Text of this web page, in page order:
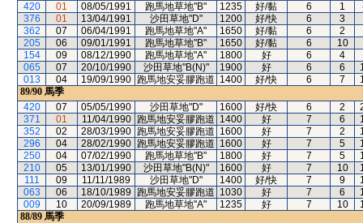
420
01 08/05/1991 跑馬地草地"B" 1235 好/黏 6 1
376
01 13/04/1991 沙田草地"D" 1200 好/快 6 3
362
07 06/04/1991 跑馬地草地"A" 1650 好/黏 6 2
205
06 09/01/1991 跑馬地草地"B" 1650 好/黏 6 10
154
09 08/12/1990 跑馬地草地"A" 1800 好 6 4
065
07 20/10/1990 沙田草地"B(N)" 1900 好 6 6
013
04 19/09/1990 跑馬地安妥膠跑道 1400 好/快 6 7
89/90 馬季
420
07 05/05/1990 沙田草地"D" 1600 好/快 6 2
371
01 11/04/1990 跑馬地安妥膠跑道 1400 好 7 6
352
02 28/03/1990 跑馬地安妥膠跑道 1600 好 7 2
296
04 28/02/1990 跑馬地安妥膠跑道 1600 好 7 5
250
04 07/02/1990 跑馬地草地"B" 1800 好 7 5
210
05 13/01/1990 沙田草地"B(N)" 1600 好 7 10
111
09 11/11/1989 沙田草地"D" 1400 好/快 7 9
063
06 18/10/1989 跑馬地安妥膠跑道 1030 好 7 6
009
10 20/09/1989 跑馬地草地"A" 1235 好 7 10
88/89 馬季